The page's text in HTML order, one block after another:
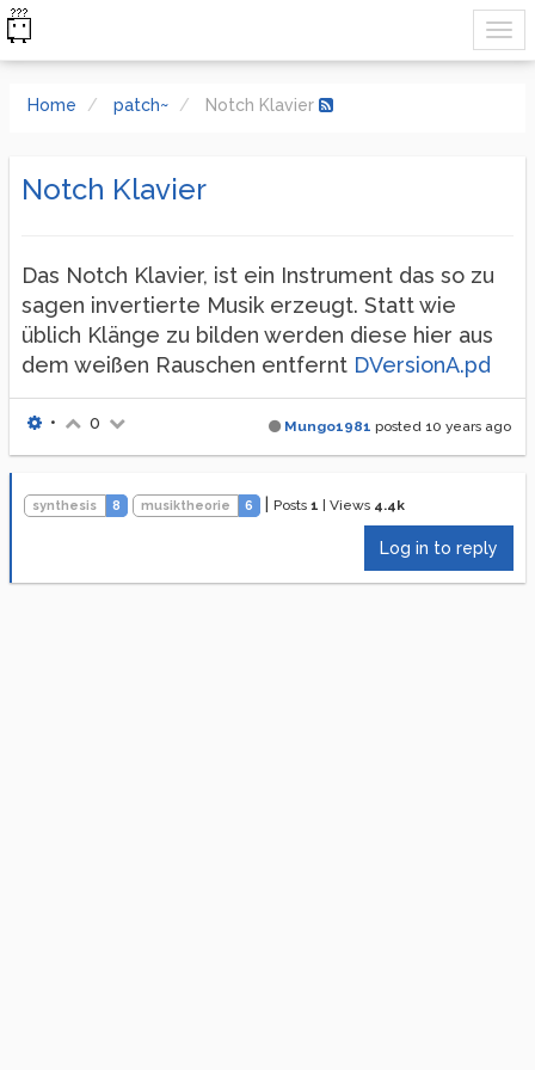
Home patch~ Notch Klavier
Notch Klavier
Das Notch Klavier, ist ein Instrument das so zu
sagen invertierte Musik erzeugt. Statt wie
üblich Klänge zu bilden werden diese hier aus
dem weißen Rauschen entfernt DVersionA.pd
Mungo1981 posted 10 years ago
• 0
synthesis 8 musiktheorie 6 Posts 1 |Views 4.4k
Log in to reply